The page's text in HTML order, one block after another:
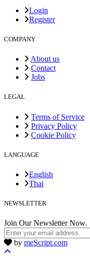
Login
Register
COMPANY
About us
Contact
Jobs
LEGAL
Terms of Service
Privacy Policy
Cookie Policy
LANGUAGE
English
Thai
NEWSLETTER
Join Our Newsletter Now.
by meScript.com